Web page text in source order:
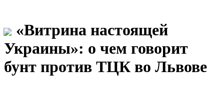
«Витрина настоящей
Украины»: о чем говорит
бунт против ТЦК во Львове